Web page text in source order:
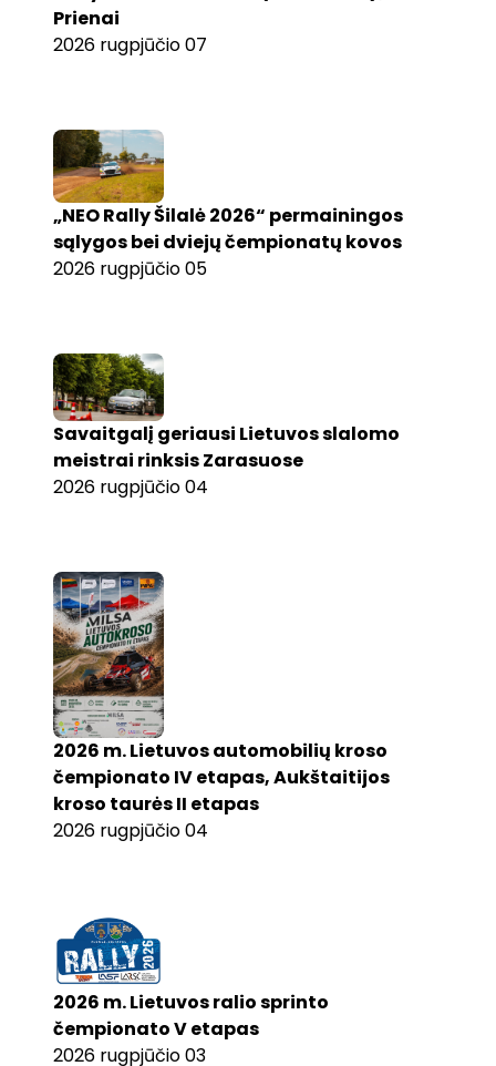
Prienai
2026 rugpjūčio 07
„NEO Rally Šilalė 2026“ permainingos
sąlygos bei dviejų čempionatų kovos
2026 rugpjūčio 05
Savaitgalį geriausi Lietuvos slalomo
meistrai rinksis Zarasuose
2026 rugpjūčio 04
2026 m. Lietuvos automobilių kroso
čempionato IV etapas, Aukštaitijos
kroso taurės II etapas
2026 rugpjūčio 04
2026 m. Lietuvos ralio sprinto
čempionato V etapas
2026 rugpjūčio 03